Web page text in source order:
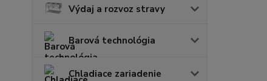
Výdaj a rozvoz stravy
Barová technológia
Chladiace zariadenie